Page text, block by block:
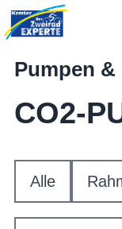
Pumpen
CO2-
Alle